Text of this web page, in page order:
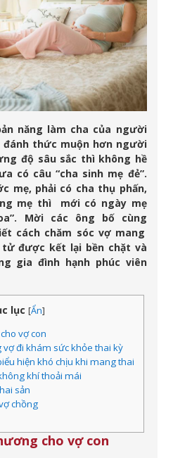
năng làm cha của người
thức muộn hơn người
độ sâu sắc thì không hề
có câu “cha sinh mẹ đẻ”.
mẹ, phải có cha thụ phấn,
mẹ thì mới có ngày mẹ
Mời các ông bố cùng
cách chăm sóc vợ mang
được kết lại bền chặt và
gia đình hạnh phúc viên
lục [Ẩn]
vợ con
vợ đi khám sức khỏe thai kỳ
hiện khó chịu khi mang thai
khí thoải mái
sản
chồng
cho vợ con